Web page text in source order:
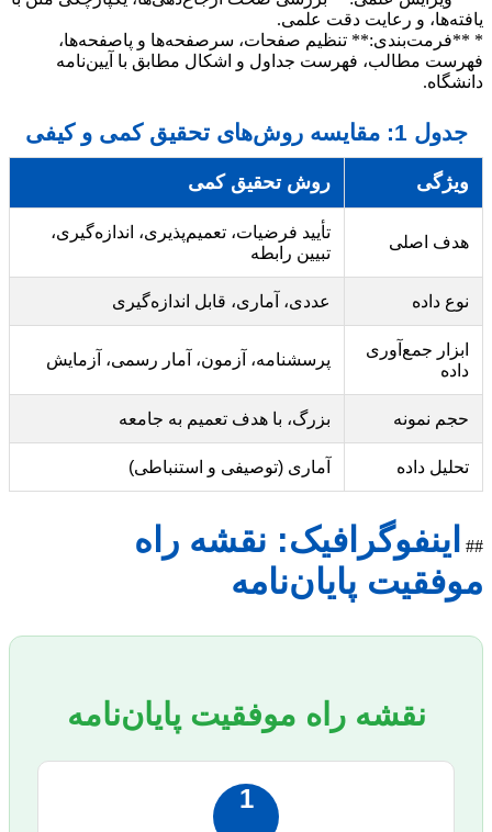
یافته‌ها، و رعایت دقت علمی.
* **فرمت‌بندی:** تنظیم صفحات، سرصفحه‌ها و پاصفحه‌ها،
فهرست مطالب، فهرست جداول و اشکال مطابق با آیین‌نامه
دانشگاه.
جدول 1: مقایسه روش‌های تحقیق کمی و کیفی
ویژگی روش تحقیق کمی
هدف اصلی
تأیید فرضیات، تعمیم‌پذیری، اندازه‌گیری،
تبیین رابطه
نوع داده عددی، آماری، قابل اندازه‌گیری
ابزار جمع‌آوری
داده
پرسشنامه، آزمون، آمار رسمی، آزمایش
حجم نمونه بزرگ، با هدف تعمیم به جامعه
تحلیل داده آماری (توصیفی و استنباطی)
##
اینفوگرافیک: نقشه راه
موفقیت پایان‌نامه
نقشه راه موفقیت پایان‌نامه
1